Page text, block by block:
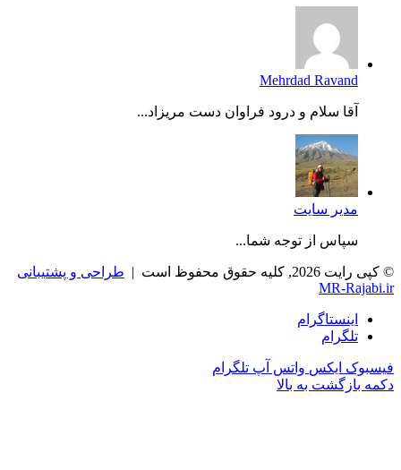
Mehrdad Ravand
آقا سلام و درود فراوان دست مریزاد...
مدیر سایت
سپاس از توجه شما...
© کپی رایت 2026, کلیه حقوق محفوظ است |
طراحی و پشتیبانی
MR-Rajabi.ir
اینستاگرام
تلگرام
فیسبوک ایکس واتس آپ تلگرام
دکمه بازگشت به بالا